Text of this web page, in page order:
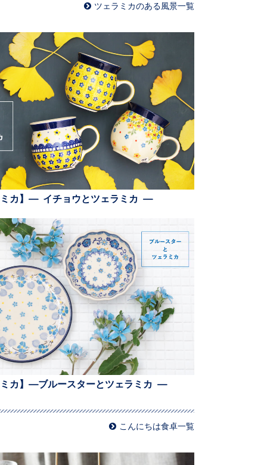
ツェラミカのある風景一覧
ミカ】— イチョウとツェラミカ —
ミカ】—ブルースターとツェラミカ —
こんにちは食卓一覧